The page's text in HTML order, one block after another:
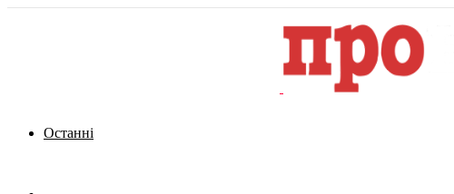
Останні